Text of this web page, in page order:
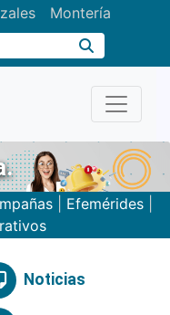
Montería
| Efemérides|
Noticias